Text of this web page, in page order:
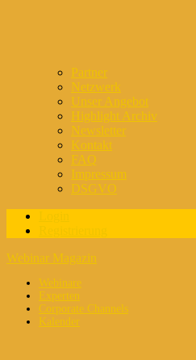
Partner
Netzwerk
Unser Angebot
Highlight Archiv
Newsletter
Kontakt
FAQ
Impressum
DSGVO
Webinar Magazin
Webinare
Experten
Corporate Channels
Kalender